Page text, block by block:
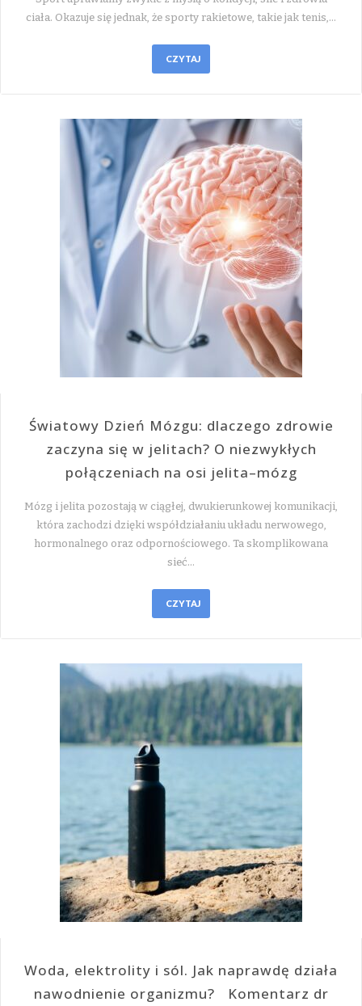
ciała. Okazuje się jednak, że sporty rakietowe, takie jak tenis,…
CZYTAJ
Światowy Dzień Mózgu: dlaczego zdrowie
zaczyna się w jelitach? O niezwykłych
połączeniach na osi jelita–mózg
Mózg i jelita pozostają w ciągłej, dwukierunkowej komunikacji,
która zachodzi dzięki współdziałaniu układu nerwowego,
hormonalnego oraz odpornościowego. Ta skomplikowana
sieć…
CZYTAJ
Woda, elektrolity i sól. Jak naprawdę działa
nawodnienie organizmu? Komentarz dr